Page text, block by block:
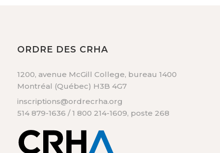
ORDRE DES CRHA
1200, avenue McGill College, bureau 1400
Montréal (Québec) H3B 4G7
inscriptions@ordrecrha.org
514 879-1636 / 1 800 214-1609, poste 268